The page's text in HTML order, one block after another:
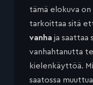
tämä elokuva on
tarkoittaa sitä
vanha ja saattaa
vanhahtanutta
kielenkäyttöä.
saatossa